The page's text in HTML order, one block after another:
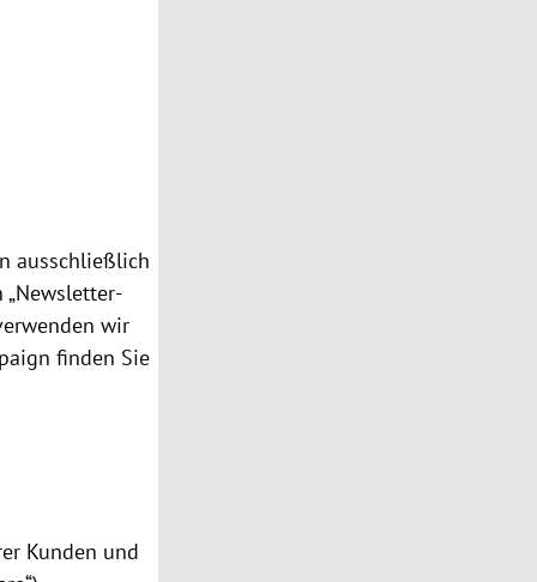
ausschließlich
wir
finden Sie
Kunden und